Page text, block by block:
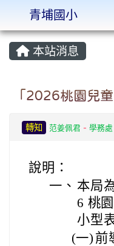
:::
本站消息
「2026桃園兒
轉知 范姜佩君- 學務處
說明：
一、 本局
6 桃
小型
(一) 前
青埔國小